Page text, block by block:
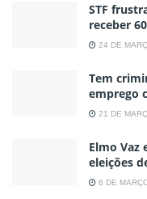
STF
receber
24 DE
Tem
emprego
21 DE
Elmo Vaz
eleições
6 DE